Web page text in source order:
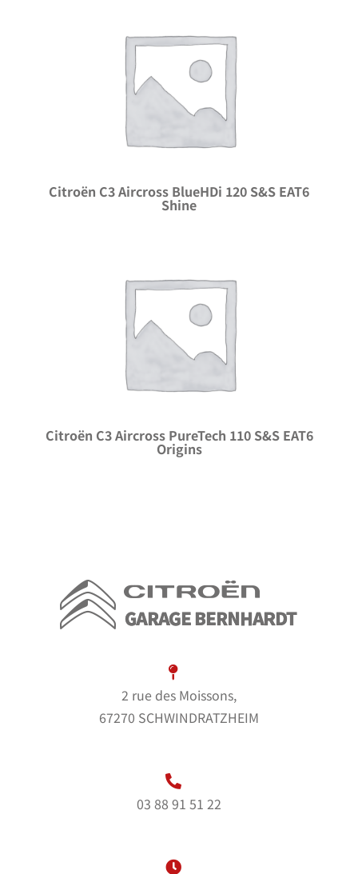
Citroën C3 Aircross BlueHDi 120 S&S EAT6
Shine
Citroën C3 Aircross PureTech 110 S&S EAT6
Origins
2 rue des Moissons,
67270 SCHWINDRATZHEIM
03 88 91 51 22